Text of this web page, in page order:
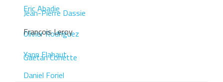
Jean-Pierre Dassie
Olivier Rodriguez
Yann Flahaut
Daniel Foriel
Eric Abadie
François Leroy
Gaetan Conette